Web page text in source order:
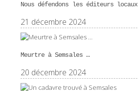
Nous défendons les éditeurs locaux
21 décembre 2024
Meurtre à Semsales …
20 décembre 2024